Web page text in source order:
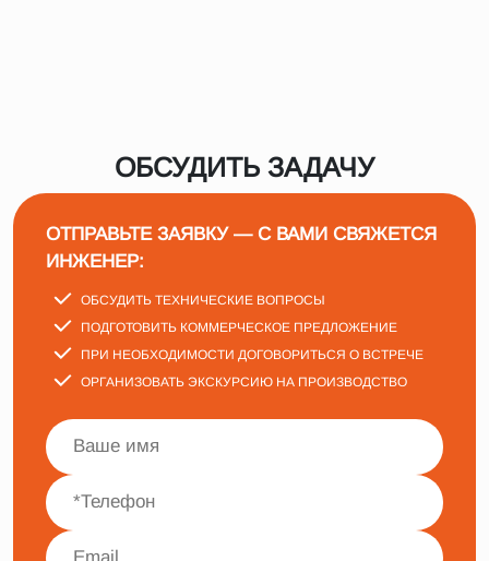
ОБСУДИТЬ ЗАДАЧУ
ОТПРАВЬТЕ ЗАЯВКУ — С ВАМИ СВЯЖЕТСЯ
ИНЖЕНЕР:
ОБСУДИТЬ ТЕХНИЧЕСКИЕ ВОПРОСЫ
ПОДГОТОВИТЬ КОММЕРЧЕСКОЕ ПРЕДЛОЖЕНИЕ
ПРИ НЕОБХОДИМОСТИ ДОГОВОРИТЬСЯ О ВСТРЕЧЕ
ОРГАНИЗОВАТЬ ЭКСКУРСИЮ НА ПРОИЗВОДСТВО